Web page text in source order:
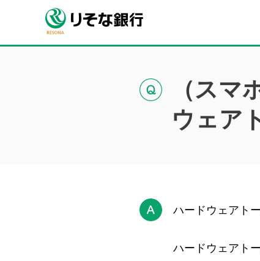
（スマ
ウェア
ハードウェアト
ハードウェアト